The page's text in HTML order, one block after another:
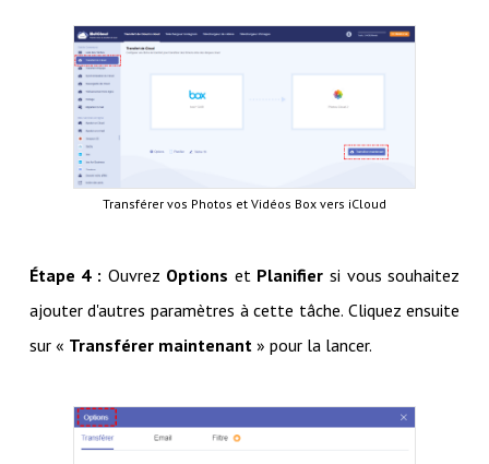
Transférer vos Photos et Vidéos Box vers iCloud
Étape 4 : Ouvrez Options et Planifier si vous souhaitez
ajouter d'autres paramètres à cette tâche. Cliquez ensuite
sur « Transférer maintenant » pour la lancer.